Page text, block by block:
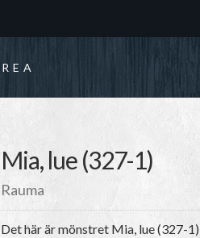
REA
Mia, lue (327-1)
Rauma
Det här är mönstret Mia, lue (327-1)